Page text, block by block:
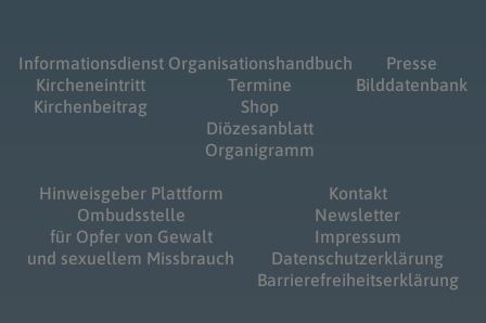
Informationsdienst
Kircheneintritt
Kirchenbeitrag
Organisationshandbuch
Termine
Shop
Diözesanblatt
Organigramm
Presse
Bilddatenbank
Hinweisgeber Plattform
Ombudsstelle
für Opfer von Gewalt
und sexuellem Missbrauch
Kontakt
Newsletter
Impressum
Datenschutzerklärung
Barrierefreiheitserklärung